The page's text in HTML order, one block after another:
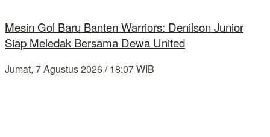
Mesin Gol Baru Banten Warriors: Denilson Junior
Siap Meledak Bersama Dewa United
Jumat, 7 Agustus 2026 / 18:07 WIB